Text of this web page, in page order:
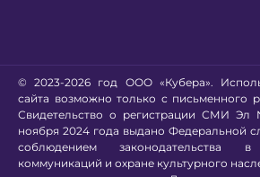
© 2023-2026 год ООО «Кубера».
сайта возможно только с письменного
Свидетельство о регистрации СМИ
ноября 2024 года выдано Федеральной
соблюдением законодательства
коммуникаций и охране культурного